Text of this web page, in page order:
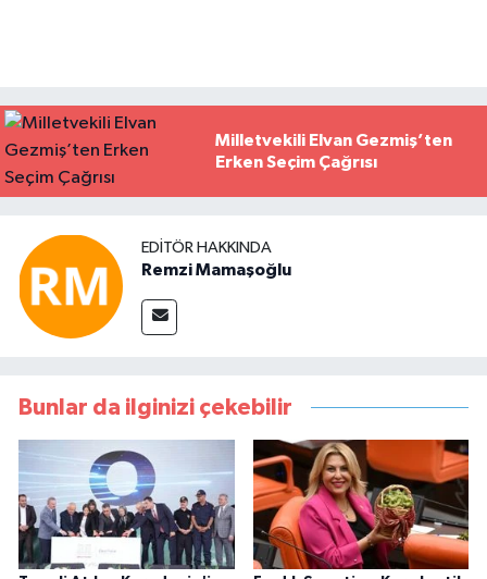
Milletvekili Elvan Gezmiş’ten
Erken Seçim Çağrısı
EDITÖR HAKKINDA
Remzi Mamaşoğlu
Bunlar da ilginizi çekebilir